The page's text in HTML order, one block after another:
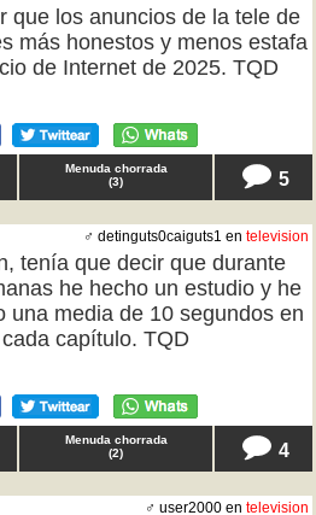
que los anuncios de la tele de
más honestos y menos estafa
de Internet de 2025. TQD
Menuda chorrada
(3) 5
♂ detinguts0caiguts1 en television
tenía que decir que durante
he hecho un estudio y he
una media de 10 segundos en
capítulo. TQD
Menuda chorrada
(2) 4
♂ user2000 en television